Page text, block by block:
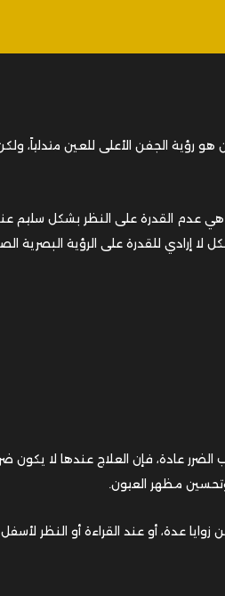
هو رؤية الجفن الأعلى للعين متدلياً،
هي عدم القدرة على النظر بشكل سليم
إرادي للقدرة على الرؤية البصرية
الضرر عادة، فإن العلاج عندها لا يكون
مظهر العيون.
عدة، أو عند القراءة أو النظر